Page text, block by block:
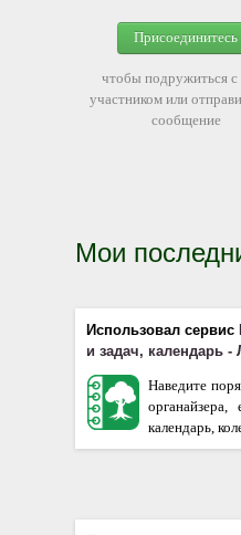
Присоединитесь
чтобы подружиться с
участником или
сообщение
Мои
Использовал сервис
и задач, календарь
Наведите
календарь,